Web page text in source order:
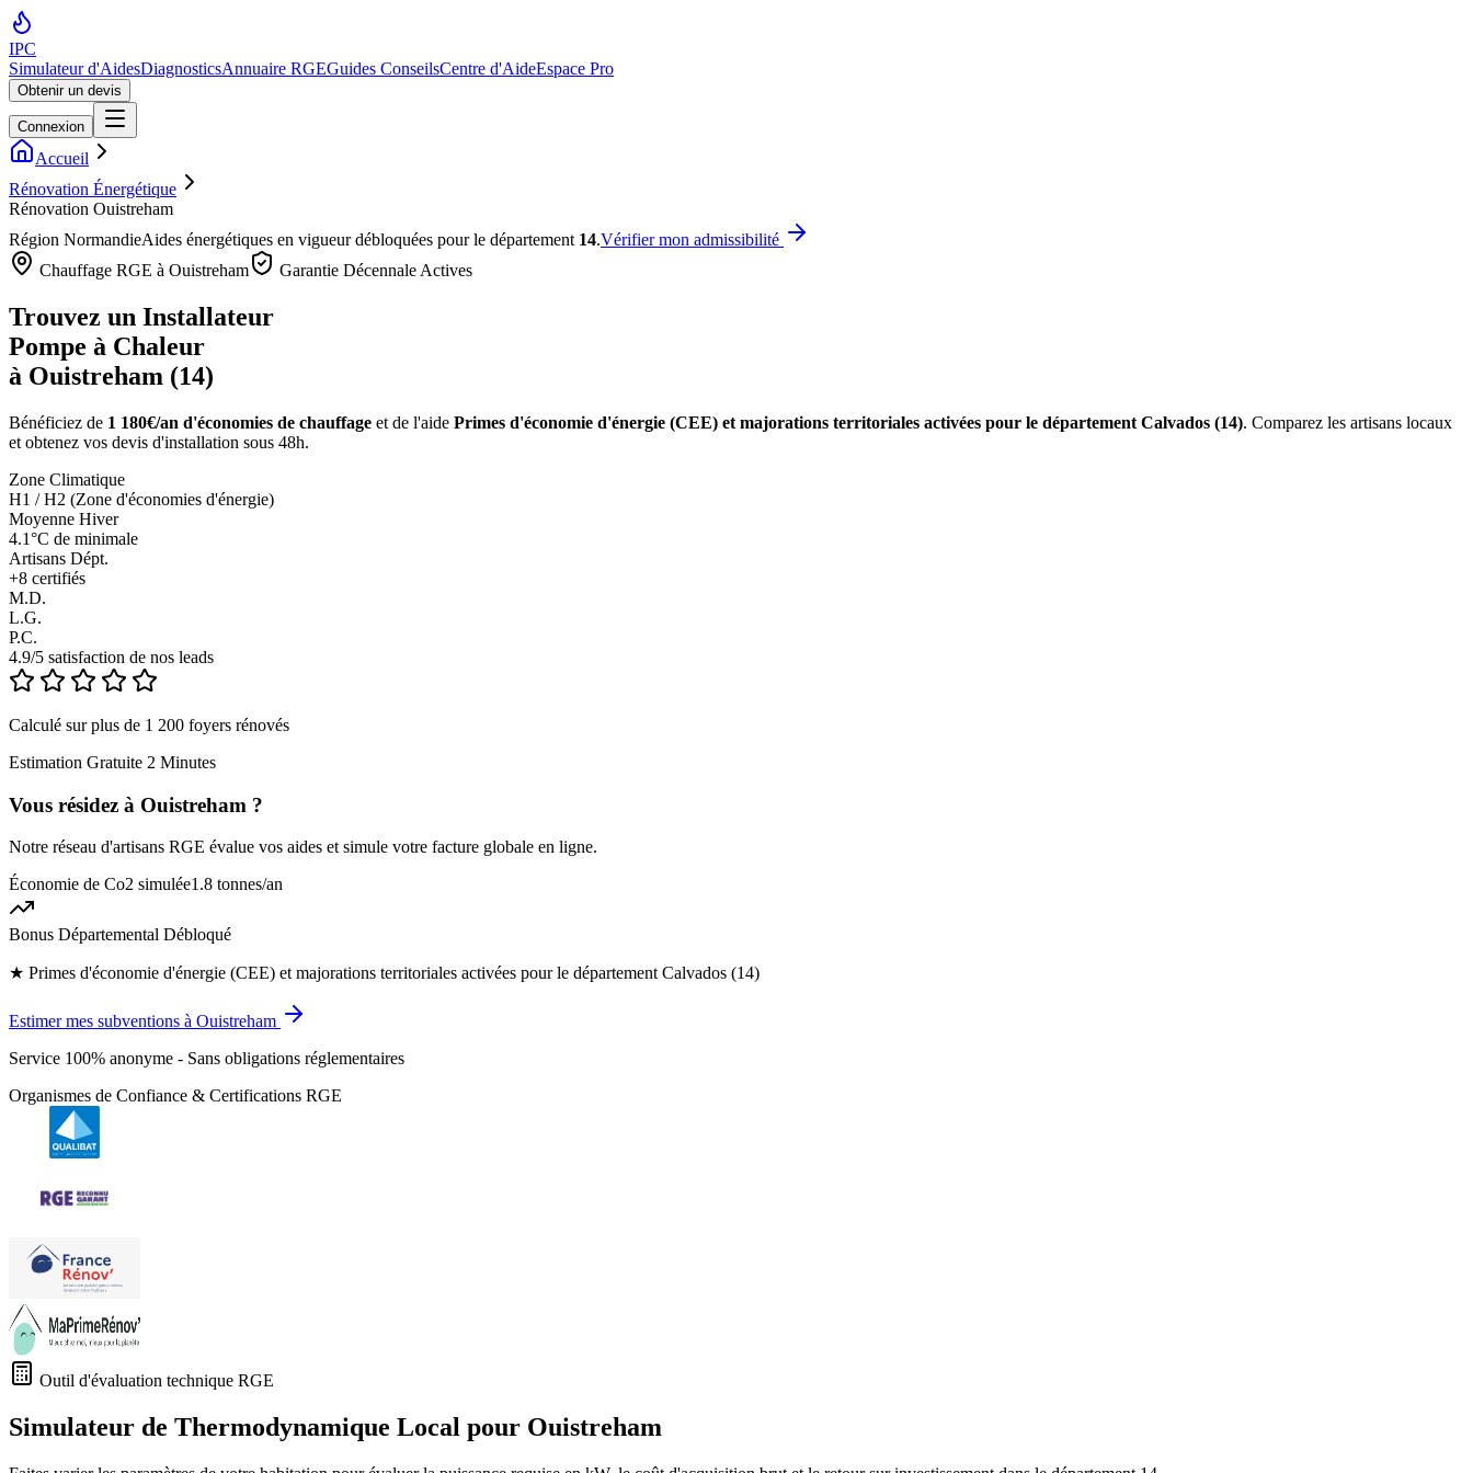
IPC
Simulateur d'AidesDiagnosticsAnnuaire RGEGuides ConseilsCentre d'AideEspace Pro
Obtenir un devis
Connexion
Accueil
Rénovation Énergétique
Rénovation Ouistreham
Région NormandieAides énergétiques en vigueur débloquées pour le département 14.Vérifier mon admissibilité
Chauffage RGE à Ouistreham Garantie Décennale Actives
Trouvez un Installateur
Pompe à Chaleur
à Ouistreham (14)
Bénéficiez de 1 180€/an d'économies de chauffage et de l'aide Primes d'économie d'énergie (CEE) et majorations territoriales activées pour le département Calvados (14). Comparez les artisans locaux
et obtenez vos devis d'installation sous 48h.
Zone Climatique
H1 / H2 (Zone d'économies d'énergie)
Moyenne Hiver
4.1°C de minimale
Artisans Dépt.
+8 certifiés
M.D.
L.G.
P.C.
4.9/5 satisfaction de nos leads
Calculé sur plus de 1 200 foyers rénovés
Estimation Gratuite 2 Minutes
Vous résidez à Ouistreham ?
Notre réseau d'artisans RGE évalue vos aides et simule votre facture globale en ligne.
Économie de Co2 simulée1.8 tonnes/an
Bonus Départemental Débloqué
★ Primes d'économie d'énergie (CEE) et majorations territoriales activées pour le département Calvados (14)
Estimer mes subventions à Ouistreham
Service 100% anonyme - Sans obligations réglementaires
Organismes de Confiance & Certifications RGE
Outil d'évaluation technique RGE
Simulateur de Thermodynamique Local pour Ouistreham